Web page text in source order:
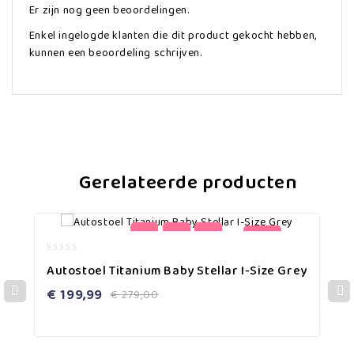
Er zijn nog geen beoordelingen.
Enkel ingelogde klanten die dit product gekocht hebben,
kunnen een beoordeling schrijven.
Gerelateerde producten
-28%
out
5
Autostoel Titanium Baby Stellar I-Size Grey
€279,00
€ 199,99